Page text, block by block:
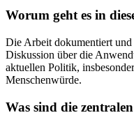
Worum geht es in
Die Arbeit dokumentiert
Diskussion über die
aktuellen Politik,
Menschenwürde.
Was sind die